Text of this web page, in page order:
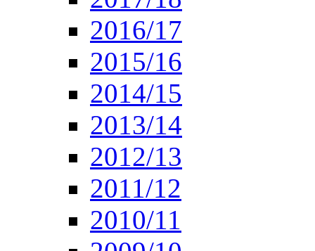
2016/17
2015/16
2014/15
2013/14
2012/13
2011/12
2010/11